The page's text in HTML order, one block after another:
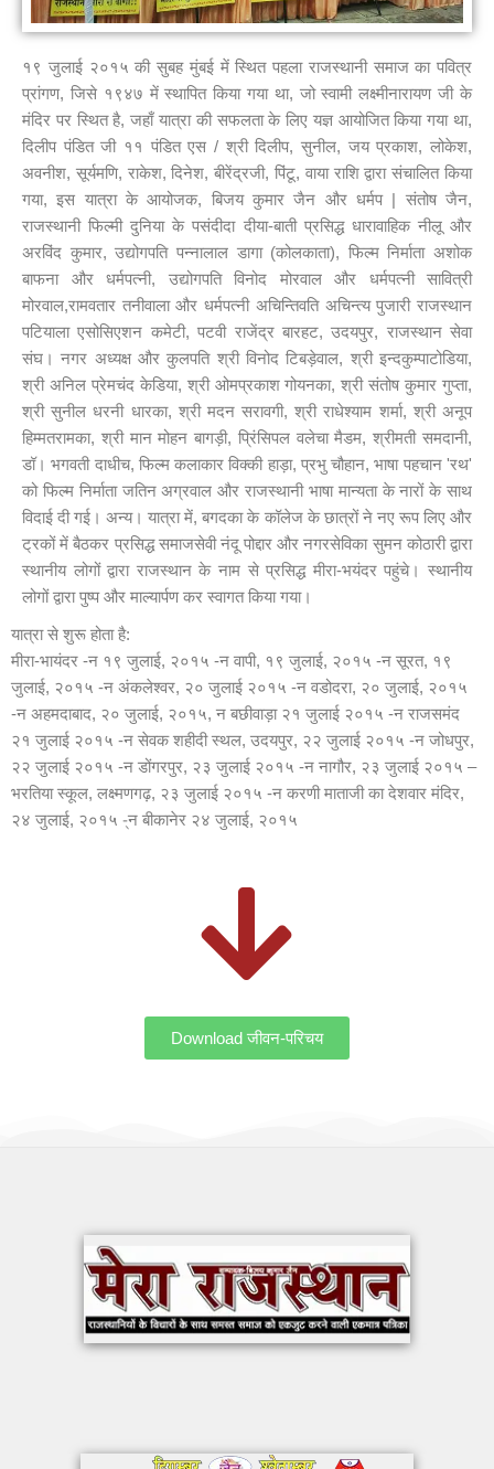
१९ जुलाई २०१५ की सुबह मुंबई में स्थित पहला राजस्थानी समाज का पवित्र
प्रांगण, जिसे १९४७ में स्थापित किया गया था, जो स्वामी लक्ष्मीनारायण जी के
मंदिर पर स्थित है, जहाँ यात्रा की सफलता के लिए यज्ञ आयोजित किया गया था,
दिलीप पंडित जी ११ पंडित एस / श्री दिलीप, सुनील, जय प्रकाश, लोकेश,
अवनीश, सूर्यमणि, राकेश, दिनेश, बीरेंद्रजी, पिंटू, वाया राशि द्वारा संचालित किया
गया, इस यात्रा के आयोजक, बिजय कुमार जैन और धर्मप | संतोष जैन,
राजस्थानी फिल्मी दुनिया के पसंदीदा दीया-बाती प्रसिद्ध धारावाहिक नीलू और
अरविंद कुमार, उद्योगपति पन्नालाल डागा (कोलकाता), फिल्म निर्माता अशोक
बाफना और धर्मपत्नी, उद्योगपति विनोद मोरवाल और धर्मपत्नी सावित्री
मोरवाल,रामवतार तनीवाला और धर्मपत्नी अचिन्तिवति अचिन्त्य पुजारी राजस्थान
पटियाला एसोसिएशन कमेटी, पटवी राजेंद्र बारहट, उदयपुर, राजस्थान सेवा
संघ। नगर अध्यक्ष और कुलपति श्री विनोद टिबड़ेवाल, श्री इन्दकुम्पाटोडिया,
श्री अनिल प्रेमचंद केडिया, श्री ओमप्रकाश गोयनका, श्री संतोष कुमार गुप्ता,
श्री सुनील धरनी धारका, श्री मदन सरावगी, श्री राधेश्याम शर्मा, श्री अनूप
हिम्मतरामका, श्री मान मोहन बागड़ी, प्रिंसिपल वलेचा मैडम, श्रीमती समदानी,
डॉ। भगवती दाधीच, फिल्म कलाकार विक्की हाड़ा, प्रभु चौहान, भाषा पहचान 'रथ'
को फिल्म निर्माता जतिन अग्रवाल और राजस्थानी भाषा मान्यता के नारों के साथ
विदाई दी गई। अन्य। यात्रा में, बगदका के कॉलेज के छात्रों ने नए रूप लिए और
ट्रकों में बैठकर प्रसिद्ध समाजसेवी नंदू पोद्दार और नगरसेविका सुमन कोठारी द्वारा
स्थानीय लोगों द्वारा राजस्थान के नाम से प्रसिद्ध मीरा-भयंदर पहुंचे। स्थानीय
लोगों द्वारा पुष्प और माल्यार्पण कर स्वागत किया गया।
यात्रा से शुरू होता है:
मीरा-भायंदर -न १९ जुलाई, २०१५ -न वापी, १९ जुलाई, २०१५ -न सूरत, १९
जुलाई, २०१५ -न अंकलेश्वर, २० जुलाई २०१५ -न वडोदरा, २० जुलाई, २०१५
-न अहमदाबाद, २० जुलाई, २०१५, न बछीवाड़ा २१ जुलाई २०१५ -न राजसमंद
२१ जुलाई २०१५ -न सेवक शहीदी स्थल, उदयपुर, २२ जुलाई २०१५ -न जोधपुर,
२२ जुलाई २०१५ -न डोंगरपुर, २३ जुलाई २०१५ -न नागौर, २३ जुलाई २०१५ –
भरतिया स्कूल, लक्ष्मणगढ़, २३ जुलाई २०१५ -न करणी माताजी का देशवार मंदिर,
२४ जुलाई, २०१५ -्न बीकानेर २४ जुलाई, २०१५
Download जीवन-परिचय